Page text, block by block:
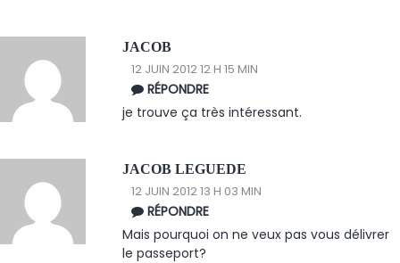
JACOB
12 JUIN 2012 12 H 15 MIN
RÉPONDRE
je trouve ça très intéressant.
JACOB LEGUEDE
12 JUIN 2012 13 H 03 MIN
RÉPONDRE
Mais pourquoi on ne veux pas vous délivrer
le passeport?